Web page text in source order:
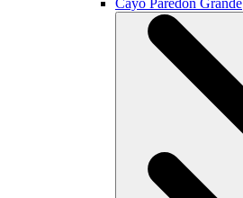
Cayo Paredón Grande